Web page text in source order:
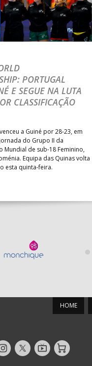
PORTUGAL
E SEGUE NA LUTA
CLASSIFICAÇÃO
a Guiné por 28-23, em
do Grupo II da
Mundial de sub-18 Feminino,
Equipa das Quinas volta
esta quinta-feira.
HOME
Siga-
nos
AndebolTV
Loja